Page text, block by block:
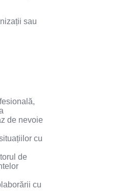
sau
de nevoie
cu
de
cu